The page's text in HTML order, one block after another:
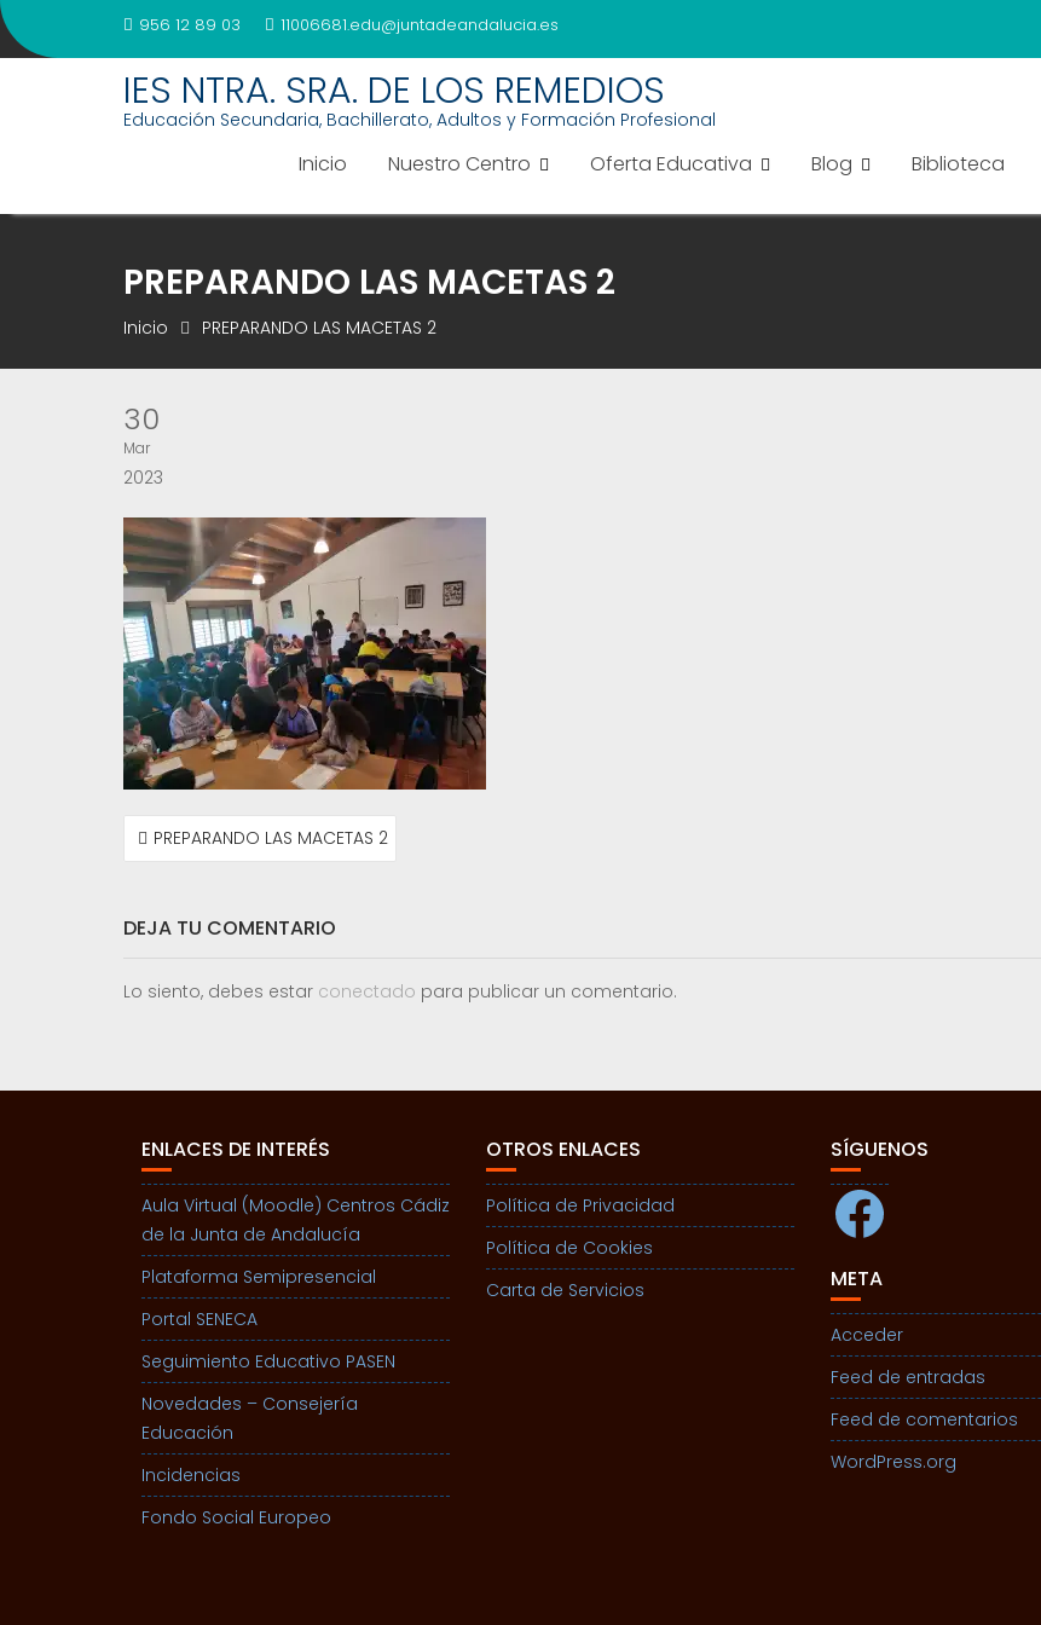
Saltar
al
956 12 89 03 11006681.edu@juntadeandalucia.es
IES NTRA. SRA. DE LOS REMEDIOS
Educación Secundaria, Bachillerato, Adultos y Formación Profesional
Inicio Nuestro Centro Oferta Educativa Blog Biblioteca
PREPARANDO LAS MACETAS 2
Inicio PREPARANDO LAS MACETAS 2
30
Mar
2023
NAVEGACIÓN
DEPREPARANDO LAS MACETAS 2
DEJA TU COMENTARIO
Lo siento, debes estar conectado para publicar un comentario.
ENLACES DE INTERÉS
Aula Virtual (Moodle) Centros Cádiz
de la Junta de Andalucía
Plataforma Semipresencial
Portal SENECA
Seguimiento Educativo PASEN
Novedades – Consejería
Educación
Incidencias
Fondo Social Europeo
OTROS ENLACES
Política de Privacidad
Política de Cookies
Carta de Servicios
SÍGUENOS
Facebook
META
Acceder
Feed de entradas
Feed de comentarios
WordPress.org